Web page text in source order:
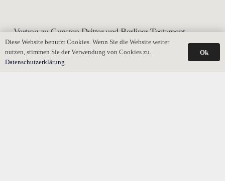
Vertrag zu Gunsten Dritter und Berliner Testament
Diese Website benutzt Cookies. Wenn Sie die Website weiter
nutzen, stimmen Sie der Verwendung von Cookies zu.
Datenschutzerklärung
Ok